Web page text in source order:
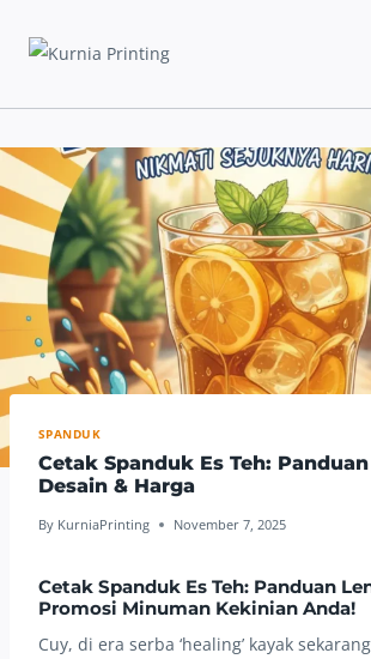
SPANDUK
Cetak Spanduk Es Teh:
Desain & Harga
By KurniaPrinting November 7, 2025
Cetak Spanduk Es Teh: Panduan
Promosi Minuman Kekinian Anda!
Cuy, di era serba ‘healing’ kayak